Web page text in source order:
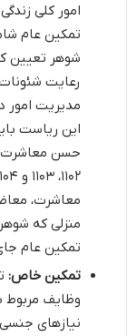
امور کلی
تمکین عام
شوهر تعیین
رعایت
مدیریت امور
این ریاست
حسن معاشرت
معاشرت،
منزلی که
تمکین عام
تمکین خاص:
وظایف
نیازهای